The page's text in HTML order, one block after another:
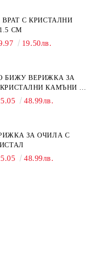
ВРАТ С КРИСТАЛНИ
СМ
19.50лв.
БИЖУ ВЕРИЖКА ЗА
КАМЪНИ И
48.99лв.
ЗА ОЧИЛА С
48.99лв.